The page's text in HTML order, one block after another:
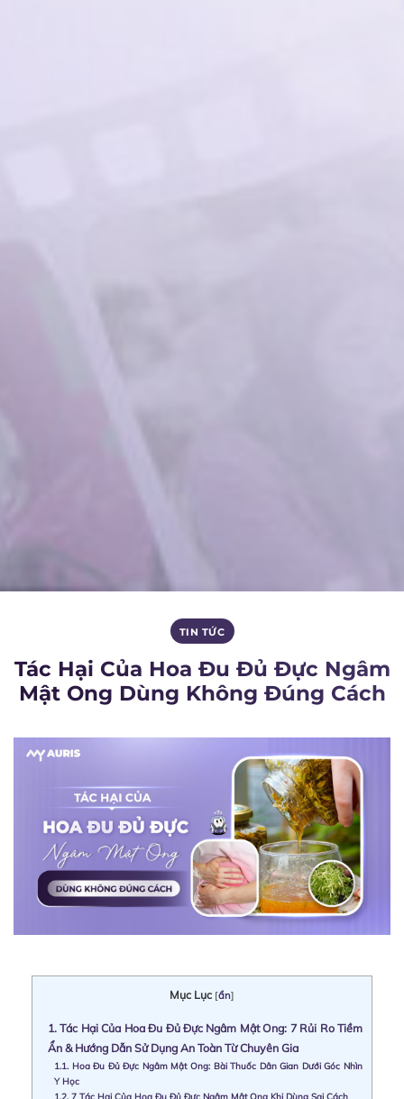
TIN TỨC
Tác Hại Của Hoa Đu Đủ Đực Ngâm
Mật Ong Dùng Không Đúng Cách
Mục Lục [ẩn]
1. Tác Hại Của Hoa Đu Đủ Đực Ngâm Mật Ong: 7 Rủi Ro Tiềm
Ẩn & Hướng Dẫn Sử Dụng An Toàn Từ Chuyên Gia
1.1. Hoa Đu Đủ Đực Ngâm Mật Ong: Bài Thuốc Dân Gian Dưới Góc Nhìn
Y Học
1.2. 7 Tác Hại Của Hoa Đu Đủ Đực Ngâm Mật Ong Khi Dùng Sai Cách